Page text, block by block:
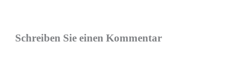
Schreiben Sie einen Kommentar